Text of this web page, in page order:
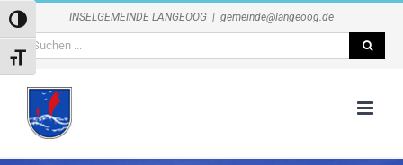
Zum
springen
INSELGEMEINDE LANGEOOG | gemeinde@langeoog.de
Suche
nach:
Umschalten auf hohe Kontraste
Schrift vergrößern